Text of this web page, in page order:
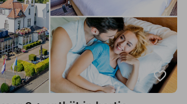
favorite_border